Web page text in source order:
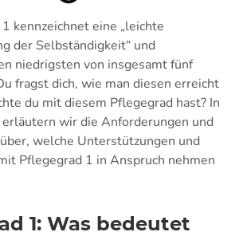
kennzeichnet eine „leichte
der Selbständigkeit“ und
niedrigsten von insgesamt fünf
fragst dich, wie man diesen erreicht
du mit diesem Pflegegrad hast? In
wir die Anforderungen und
welche Unterstützungen und
Pflegegrad 1 in Anspruch nehmen
1: Was bedeutet